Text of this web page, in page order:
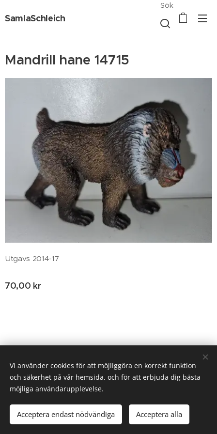
SamlaSchleich
Sök
Mandrill hane 14715
Utgavs 2014-17
70,00 kr
Lägg i kundvagnen
© 2020 Birgitta Helm, Broestorp 1175, 289 93 Broby
Cookies
Vi använder cookies för att möjliggöra en korrekt funktion
och säkerhet på vår hemsida, och för att erbjuda dig bästa
möjliga användarupplevelse.
Acceptera endast nödvändiga Acceptera alla